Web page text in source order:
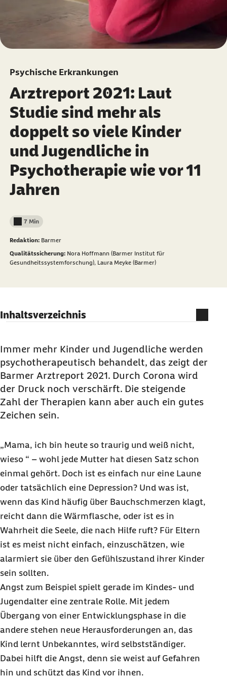
Psychische Erkrankungen
Arztreport 2021: Laut
Studie sind mehr als
doppelt so viele Kinder
und Jugendliche in
Psychotherapie wie vor 11
Jahren
Lesedauer weniger als
7 Min
Redaktion: Barmer
Qualitätssicherung: Nora Hoffmann (Barmer Institut für
Gesundheitssystemforschung), Laura Meyke (Barmer)
Inhaltsverzeichnis
Vielfältige Ursachen für Therapiebeginn
Bewusstsein für psychisches Leid gestärkt
Je früher Hilfe einsetzt, desto besser
Fazit
Immer mehr Kinder und Jugendliche werden
psychotherapeutisch behandelt, das zeigt der
Barmer Arztreport 2021. Durch Corona wird
der Druck noch verschärft. Die steigende
Zahl der Therapien kann aber auch ein gutes
Zeichen sein.
„Mama, ich bin heute so traurig und weiß nicht,
wieso “ – wohl jede Mutter hat diesen Satz schon
einmal gehört. Doch ist es einfach nur eine Laune
oder tatsächlich eine Depression? Und was ist,
wenn das Kind häufig über Bauchschmerzen klagt,
reicht dann die Wärmflasche, oder ist es in
Wahrheit die Seele, die nach Hilfe ruft? Für Eltern
ist es meist nicht einfach, einzuschätzen, wie
alarmiert sie über den Gefühlszustand ihrer Kinder
sein sollten.
Angst zum Beispiel spielt gerade im Kindes- und
Jugendalter eine zentrale Rolle. Mit jedem
Übergang von einer Entwicklungsphase in die
andere stehen neue Herausforderungen an, das
Kind lernt Unbekanntes, wird selbstständiger.
Dabei hilft die Angst, denn sie weist auf Gefahren
hin und schützt das Kind vor ihnen.